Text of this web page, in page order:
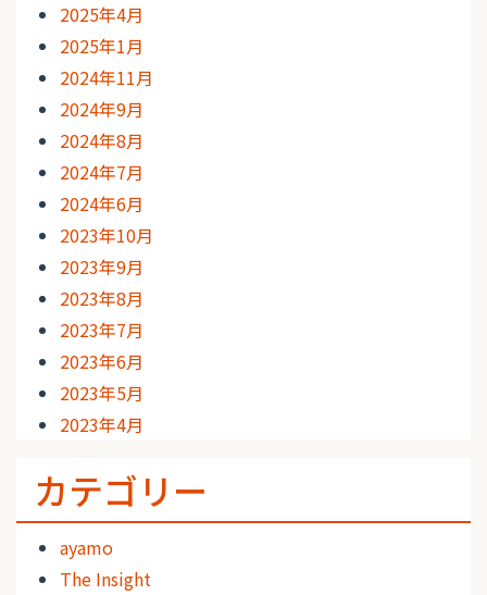
2025年4月
2025年1月
2024年11月
2024年9月
2024年8月
2024年7月
2024年6月
2023年10月
2023年9月
2023年8月
2023年7月
2023年6月
2023年5月
2023年4月
カテゴリー
ayamo
The Insight